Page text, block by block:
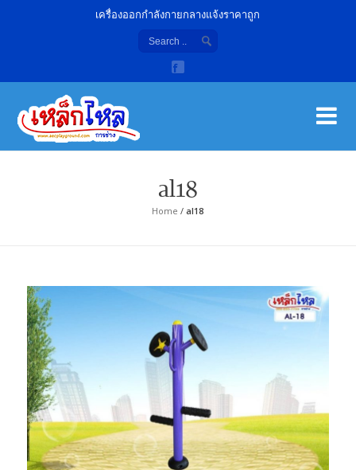
เครื่องออกกำลังกายกลางแจ้งราคาถูก
al18
Home /al18